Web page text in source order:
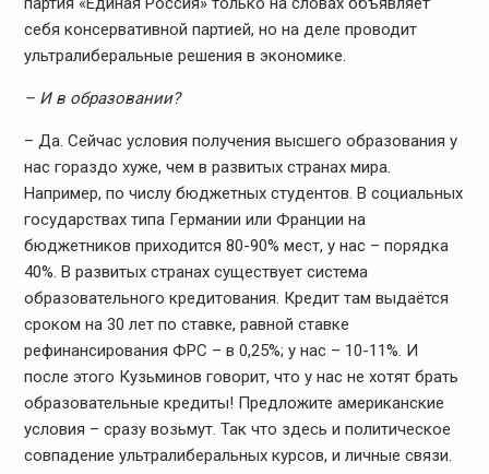
себя консервативной партией, но на деле проводит
ультралиберальные решения в экономике.
– И в образовании?
– Да. Сейчас условия получения высшего образования у
нас гораздо хуже, чем в развитых странах мира.
Например, по числу бюджетных студентов. В социальных
государствах типа Германии или Франции на
бюджетников приходится 80-90% мест, у нас – порядка
40%. В развитых странах существует система
образовательного кредитования. Кредит там выдаётся
сроком на 30 лет по ставке, равной ставке
рефинансирования ФРС – в 0,25%; у нас – 10-11%. И
после этого Кузьминов говорит, что у нас не хотят брать
образовательные кредиты! Предложите американские
условия – сразу возьмут. Так что здесь и политическое
совпадение ультралиберальных курсов, и личные связи.